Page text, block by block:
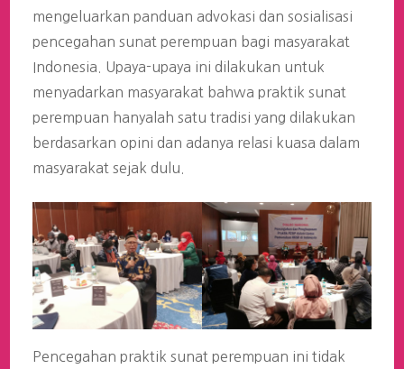
mengeluarkan panduan advokasi dan sosialisasi
pencegahan sunat perempuan bagi masyarakat
Indonesia. Upaya-upaya ini dilakukan untuk
menyadarkan masyarakat bahwa praktik sunat
perempuan hanyalah satu tradisi yang dilakukan
berdasarkan opini dan adanya relasi kuasa dalam
masyarakat sejak dulu.
Pencegahan praktik sunat perempuan ini tidak